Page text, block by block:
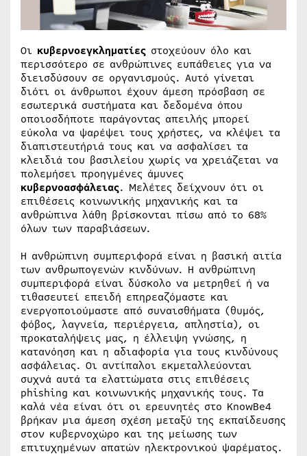
Οι κυβερνοεγκληματίες στοχεύουν όλο και
περισσότερο σε ανθρώπινες ευπάθειες για να
διεισδύσουν σε οργανισμούς. Αυτό γίνεται
διότι οι άνθρωποι έχουν άμεση πρόσβαση σε
εσωτερικά συστήματα και δεδομένα όπου
οποιοσδήποτε παράγοντας απειλής μπορεί
εύκολα να ψαρέψει τους χρήστες, να κλέψει τα
διαπιστευτήριά τους και να ασφαλίσει τα
κλειδιά του βασιλείου χωρίς να χρειάζεται να
πολεμήσει προηγμένες άμυνες
κυβερνοασφάλειας. Μελέτες δείχνουν ότι οι
επιθέσεις κοινωνικής μηχανικής και τα
ανθρώπινα λάθη βρίσκονται πίσω από το 68%
όλων των παραβιάσεων.
Η ανθρώπινη συμπεριφορά είναι η βασική αιτία
των ανθρωπογενών κινδύνων. Η ανθρώπινη
συμπεριφορά είναι δύσκολο να μετρηθεί ή να
τιθασευτεί επειδή επηρεαζόμαστε και
ενεργοποιούμαστε από συναισθήματα (θυμός,
φόβος, λαγνεία, περιέργεια, απληστία), οι
προκαταλήψεις μας, η έλλειψη γνώσης, η
κατανόηση και η αδιαφορία για τους κινδύνους
ασφάλειας. Οι αντίπαλοι εκμεταλλεύονται
συχνά αυτά τα ελαττώματα στις επιθέσεις
phishing και κοινωνικής μηχανικής τους. Τα
καλά νέα είναι ότι οι ερευνητές στο KnowBe4
βρήκαν μια άμεση σχέση μεταξύ της εκπαίδευσης
στον κυβερνοχώρο και της μείωσης των
επιτυχημένων απατών ηλεκτρονικού ψαρέματος.